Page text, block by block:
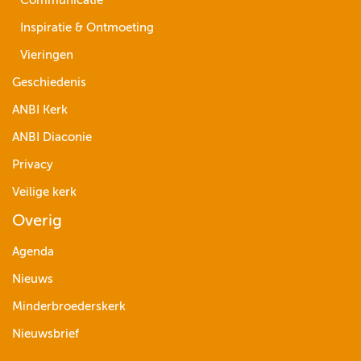
Inspiratie & Ontmoeting
Vieringen
Geschiedenis
ANBI Kerk
ANBI Diaconie
Privacy
Veilige kerk
Overig
Agenda
Nieuws
Minderbroederskerk
Nieuwsbrief